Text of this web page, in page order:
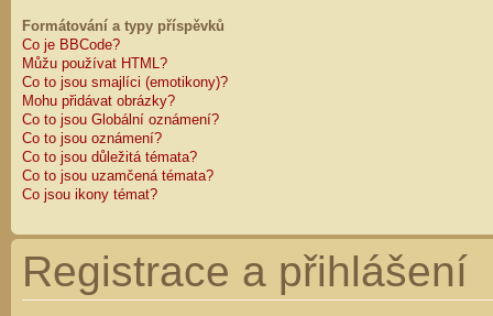
Formátování a typy příspěvků
Co je BBCode?
Můžu používat HTML?
Co to jsou smajlíci (emotikony)?
Mohu přidávat obrázky?
Co to jsou Globální oznámení?
Co to jsou oznámení?
Co to jsou důležitá témata?
Co to jsou uzamčená témata?
Co jsou ikony témat?
Registrace a přihlášení